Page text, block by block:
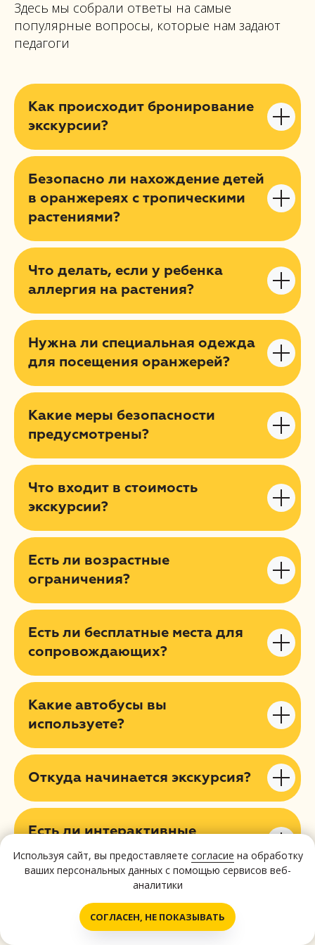
Написать нам!
Здесь мы собрали ответы на самые
популярные вопросы, которые нам задают
педагоги
Как происходит бронирование
экскурсии?
Безопасно ли нахождение детей
в оранжереях с тропическими
растениями?
Что делать, если у ребенка
аллергия на растения?
Нужна ли специальная одежда
для посещения оранжерей?
Какие меры безопасности
предусмотрены?
Что входит в стоимость
экскурсии?
Есть ли возрастные
ограничения?
Есть ли бесплатные места для
сопровождающих?
Какие автобусы вы
используете?
Откуда начинается экскурсия?
Есть ли интерактивные
элементы?
Можно ли скорректировать
программу под наш класс?
Используя сайт, вы предоставляете согласие на обработку
ваших персональных данных с помощью сервисов веб-
аналитики
СОГЛАСЕН, НЕ ПОКАЗЫВАТЬ